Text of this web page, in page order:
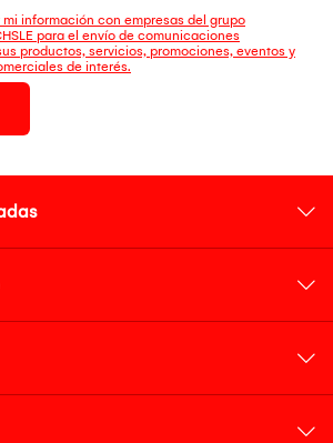
información con empresas del grupo
para el envío de comunicaciones
productos, servicios, promociones, eventos y
de interés.